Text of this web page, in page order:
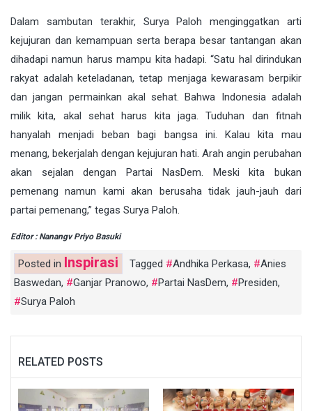
Dalam sambutan terakhir, Surya Paloh menginggatkan arti
kejujuran dan kemampuan serta berapa besar tantangan akan
dihadapi namun harus mampu kita hadapi. “Satu hal dirindukan
rakyat adalah keteladanan, tetap menjaga kewarasam berpikir
dan jangan permainkan akal sehat. Bahwa Indonesia adalah
milik kita, akal sehat harus kita jaga. Tuduhan dan fitnah
hanyalah menjadi beban bagi bangsa ini. Kalau kita mau
menang, bekerjalah dengan kejujuran hati. Arah angin perubahan
akan sejalan dengan Partai NasDem. Meski kita bukan
pemenang namun kami akan berusaha tidak jauh-jauh dari
partai pemenang,” tegas Surya Paloh.
Editor : Nanangv Priyo Basuki
Posted in Inspirasi Tagged Andhika Perkasa,
Anies
Baswedan, Ganjar Pranowo, Partai NasDem, Presiden,
Surya Paloh
RELATED POSTS